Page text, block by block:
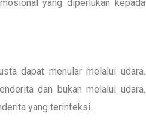
yang diperlukan kepada
dapat menular melalui udara.
dan bukan melalui udara.
yang terinfeksi.